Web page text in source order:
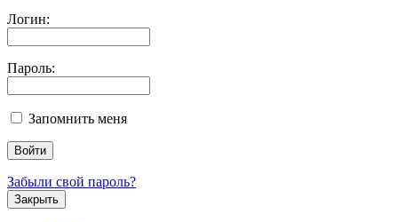
Логин:
Пароль:
Запомнить меня
Забыли свой пароль?
Закрыть